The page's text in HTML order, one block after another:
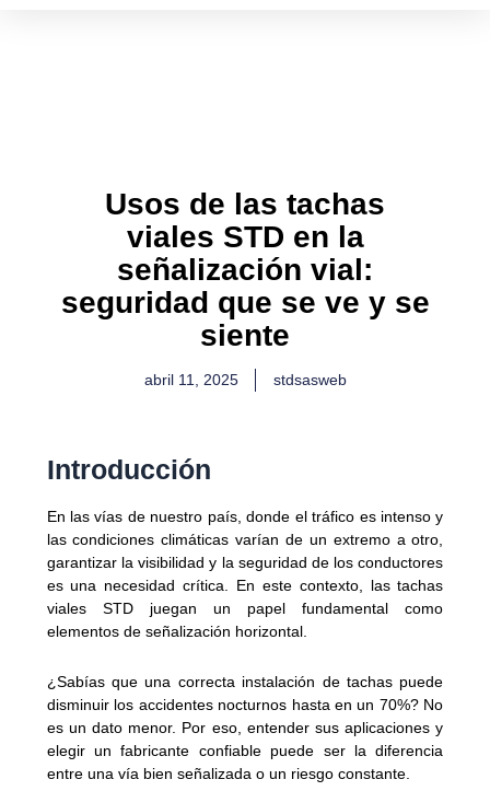
Usos de las tachas
viales STD en la
señalización vial:
seguridad que se ve y se
siente
abril 11, 2025 stdsasweb
Introducción
En las vías de nuestro país, donde el tráfico es intenso y
las condiciones climáticas varían de un extremo a otro,
garantizar la visibilidad y la seguridad de los conductores
es una necesidad crítica. En este contexto, las tachas
viales STD juegan un papel fundamental como
elementos de señalización horizontal.
¿Sabías que una correcta instalación de tachas puede
disminuir los accidentes nocturnos hasta en un 70%? No
es un dato menor. Por eso, entender sus aplicaciones y
elegir un fabricante confiable puede ser la diferencia
entre una vía bien señalizada o un riesgo constante.